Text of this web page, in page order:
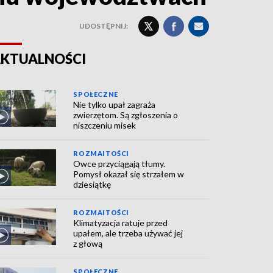
UDOSTĘPNIJ:
SPOŁECZNE
Nie tylko upał zagraża
zwierzętom. Są zgłoszenia o
niszczeniu misek
ROZMAITOŚCI
Owce przyciągają tłumy.
Pomysł okazał się strzałem w
dziesiątkę
ROZMAITOŚCI
Klimatyzacja ratuje przed
upałem, ale trzeba używać jej
z głową